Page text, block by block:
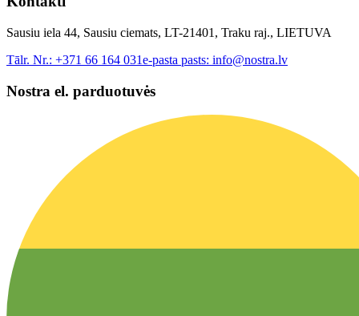
Sausiu iela 44, Sausiu ciemats, LT-21401, Traku raj., LIETUVA
Tālr. Nr.: +371 66 164 031e-pasta pasts: info@nostra.lv
Nostra el. parduotuvės